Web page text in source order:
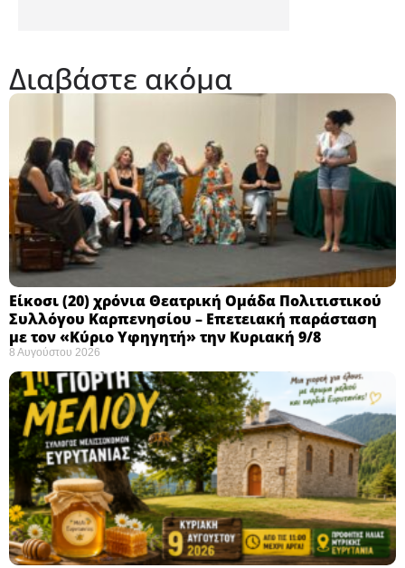
Διαβάστε ακόμα
Eίκοσι (20) χρόνια Θεατρική Ομάδα Πολιτιστικού
Συλλόγου Καρπενησίου – Επετειακή παράσταση
με τον «Κύριο Υφηγητή» την Κυριακή 9/8
8 Αυγούστου 2026